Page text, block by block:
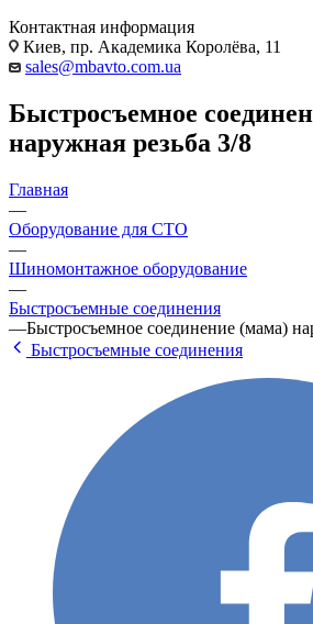
Контактная информация
Киев, пр. Академика Королёва, 11
sales@mbavto.com.ua
Быстросъемное
наружная резьба 3/8
Главная
—
Оборудование для СТО
—
Шиномонтажное оборудование
—
Быстросъемные соединения
—Быстросъемное соединение (мама)
Быстросъемные соединения